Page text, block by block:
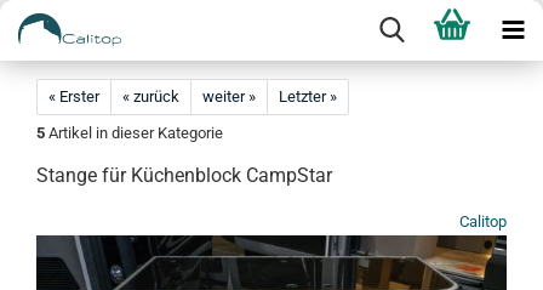
« Erster « zurück weiter »
Letzter »
5 Artikel in dieser Kategorie
Stange für Küchenblock CampStar
Calitop